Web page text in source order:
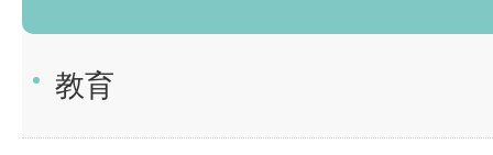
教育